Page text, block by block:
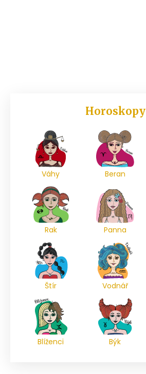
Horoskopy
Váhy Beran
Rak Panna
Štír Vodnář
Blíženci Býk